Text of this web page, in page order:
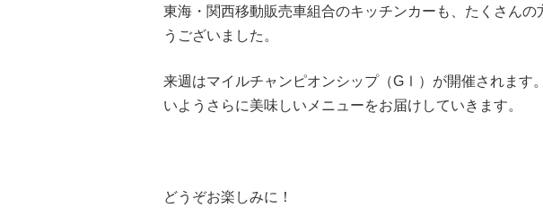
東海・関西移動販売車組合のキッチンカーも、たくさん
うございました。
来週はマイルチャンピオンシップ（GⅠ）が開催されます
いようさらに美味しいメニューをお届けしていきます。
どうぞお楽しみに！